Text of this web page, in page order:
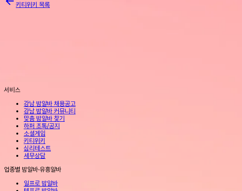
키티위키 목록
서비스
강남 밤알바 채용공고
강남 밤알바 커뮤니티
맞춤 밤알바 찾기
하퍼 초톡/공지
소셜게임
키티위키
심리테스트
세무상담
업종별 밤알바·유흥알바
일프로 밤알바